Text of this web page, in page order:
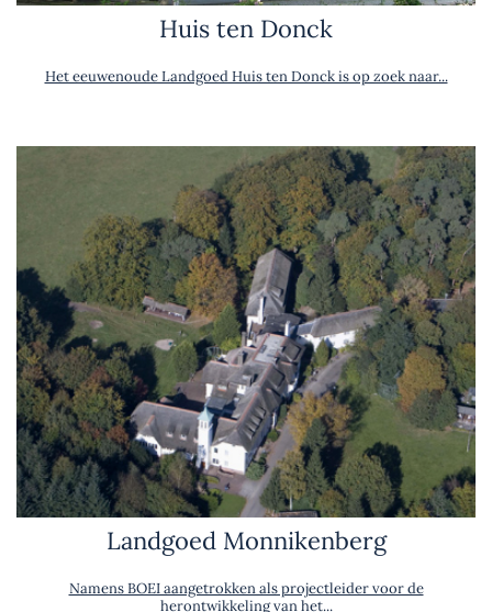
Huis ten Donck
Het eeuwenoude Landgoed Huis ten Donck is op zoek naar...
Landgoed Monnikenberg
Namens BOEI aangetrokken als projectleider voor de
herontwikkeling van het...